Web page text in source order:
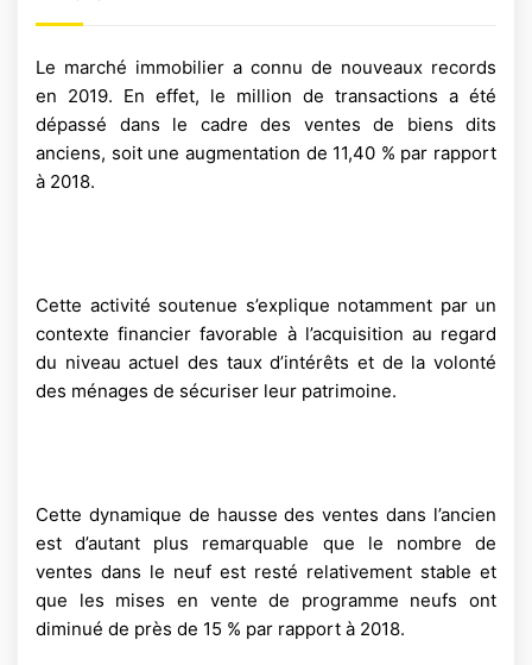
Le marché immobilier a connu de nouveaux records
en 2019. En effet, le million de transactions a été
dépassé dans le cadre des ventes de biens dits
anciens, soit une augmentation de 11,40 % par rapport
à 2018.
Cette activité soutenue s’explique notamment par un
contexte financier favorable à l’acquisition au regard
du niveau actuel des taux d’intérêts et de la volonté
des ménages de sécuriser leur patrimoine.
Cette dynamique de hausse des ventes dans l’ancien
est d’autant plus remarquable que le nombre de
ventes dans le neuf est resté relativement stable et
que les mises en vente de programme neufs ont
diminué de près de 15 % par rapport à 2018.